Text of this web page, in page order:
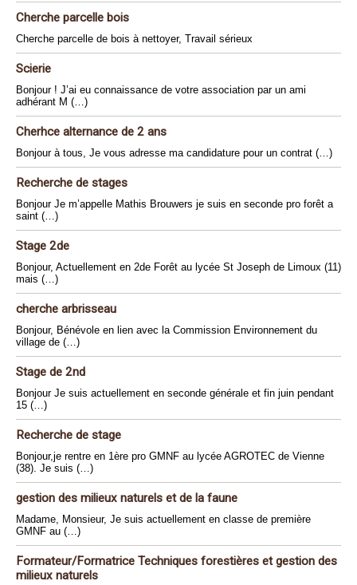
Cherche parcelle bois
Cherche parcelle de bois à nettoyer, Travail sérieux
Scierie
Bonjour ! J’ai eu connaissance de votre association par un ami
adhérant M (…)
Cherhce alternance de 2 ans
Bonjour à tous, Je vous adresse ma candidature pour un contrat (…)
Recherche de stages
Bonjour Je m’appelle Mathis Brouwers je suis en seconde pro forêt a
saint (…)
Stage 2de
Bonjour, Actuellement en 2de Forêt au lycée St Joseph de Limoux (11)
mais (…)
cherche arbrisseau
Bonjour, Bénévole en lien avec la Commission Environnement du
village de (…)
Stage de 2nd
Bonjour Je suis actuellement en seconde générale et fin juin pendant
15 (…)
Recherche de stage
Bonjour,je rentre en 1ère pro GMNF au lycée AGROTEC de Vienne
(38). Je suis (…)
gestion des milieux naturels et de la faune
Madame, Monsieur, Je suis actuellement en classe de première
GMNF au (…)
Formateur/Formatrice Techniques forestières et gestion des
milieux naturels